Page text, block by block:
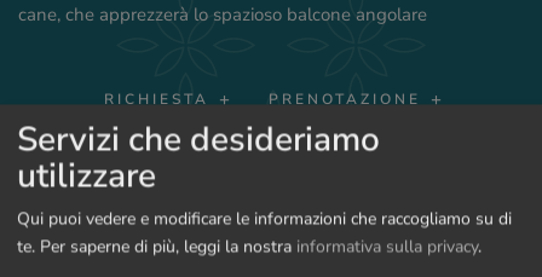
cane, che apprezzerà lo spazioso balcone angolare
RICHIESTA PRENOTAZIONE
Servizi che desideriamo
utilizzare
Qui puoi vedere e modificare le informazioni che raccogliamo su di
te. Per saperne di più, leggi la nostra informativa sulla privacy.